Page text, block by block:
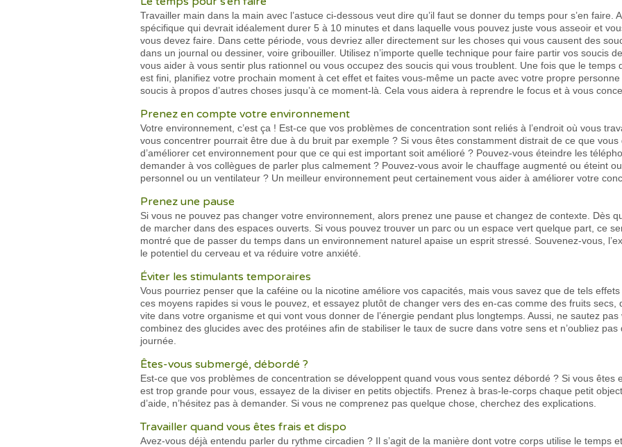
Travailler main dans la main avec l’astuce ci-dessous veut dire qu’il faut se donner du temps pour s’en faire.
spécifique qui devrait idéalement durer 5 à 10 minutes et dans laquelle vous pouvez juste vous asseoir et
vous devez faire. Dans cette période, vous devriez aller directement sur les choses qui vous causent des
dans un journal ou dessiner, voire gribouiller. Utilisez n’importe quelle technique pour faire partir vos soucis
vous aider à vous sentir plus rationnel ou vous occupez des soucis qui vous troublent. Une fois que le temps
est fini, planifiez votre prochain moment à cet effet et faites vous-même un pacte avec votre propre
soucis à propos d’autres choses jusqu’à ce moment-là. Cela vous aidera à reprendre le focus et à vous
Prenez en compte votre environnement
Votre environnement, c’est ça ! Est-ce que vos problèmes de concentration sont reliés à l’endroit où vous
vous concentrer pourrait être due à du bruit par exemple ? Si vous êtes constamment distrait de ce que
d’améliorer cet environnement pour que ce qui est important soit amélioré ? Pouvez-vous éteindre les
demander à vos collègues de parler plus calmement ? Pouvez-vous avoir le chauffage augmenté ou éteint
personnel ou un ventilateur ? Un meilleur environnement peut certainement vous aider à améliorer votre
Prenez une pause
Si vous ne pouvez pas changer votre environnement, alors prenez une pause et changez de contexte. Dès
de marcher dans des espaces ouverts. Si vous pouvez trouver un parc ou un espace vert quelque part, ce
montré que de passer du temps dans un environnement naturel apaise un esprit stressé. Souvenez-vous,
le potentiel du cerveau et va réduire votre anxiété.
Éviter les stimulants temporaires
Vous pourriez penser que la caféine ou la nicotine améliore vos capacités, mais vous savez que de tels
ces moyens rapides si vous le pouvez, et essayez plutôt de changer vers des en-cas comme des fruits secs,
vite dans votre organisme et qui vont vous donner de l’énergie pendant plus longtemps. Aussi, ne sautez
combinez des glucides avec des protéines afin de stabiliser le taux de sucre dans votre sens et n’oubliez pas
journée.
Êtes-vous submergé, débordé ?
Est-ce que vos problèmes de concentration se développent quand vous vous sentez débordé ? Si vous êtes
est trop grande pour vous, essayez de la diviser en petits objectifs. Prenez à bras-le-corps chaque petit
d’aide, n’hésitez pas à demander. Si vous ne comprenez pas quelque chose, cherchez des explications.
Travailler quand vous êtes frais et dispo
Avez-vous déjà entendu parler du rythme circadien ? Il s’agit de la manière dont votre corps utilise le temps